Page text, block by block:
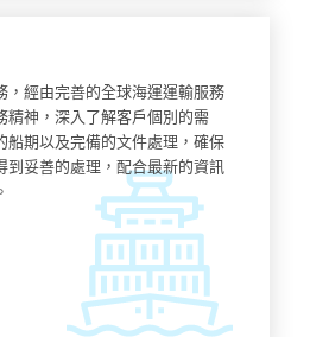
，經由完善的全球海運運輸服務
精神，深入了解客戶個別的需
船期以及完備的文件處理，確保
到妥善的處理，配合最新的資訊